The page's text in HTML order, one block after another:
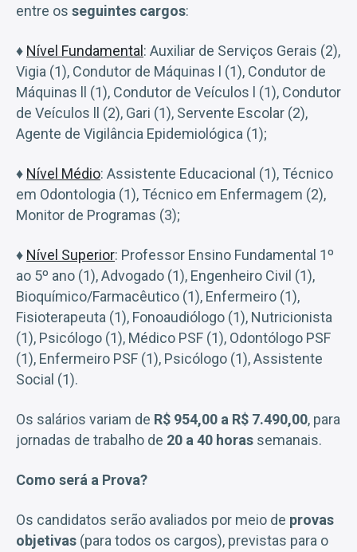
entre os seguintes cargos:
♦ Nível Fundamental : Auxiliar de Serviços Gerais (2),
Vigia (1), Condutor de Máquinas l (1), Condutor de
Máquinas ll (1), Condutor de Veículos l (1), Condutor
de Veículos ll (2), Gari (1), Servente Escolar (2),
Agente de Vigilância Epidemiológica (1);
♦ Nível Médio: Assistente Educacional (1), Técnico
em Odontologia (1), Técnico em Enfermagem (2),
Monitor de Programas (3);
♦ Nível Superior: Professor Ensino Fundamental 1º
ao 5º ano (1), Advogado (1), Engenheiro Civil (1),
Bioquímico/Farmacêutico (1), Enfermeiro (1),
Fisioterapeuta (1), Fonoaudiólogo (1), Nutricionista
(1), Psicólogo (1), Médico PSF (1), Odontólogo PSF
(1), Enfermeiro PSF (1), Psicólogo (1), Assistente
Social (1).
Os salários variam de R$ 954,00 a R$ 7.490,00, para
jornadas de trabalho de 20 a 40 horas semanais.
Como será a Prova?
Os candidatos serão avaliados por meio de provas
objetivas (para todos os cargos), previstas para o